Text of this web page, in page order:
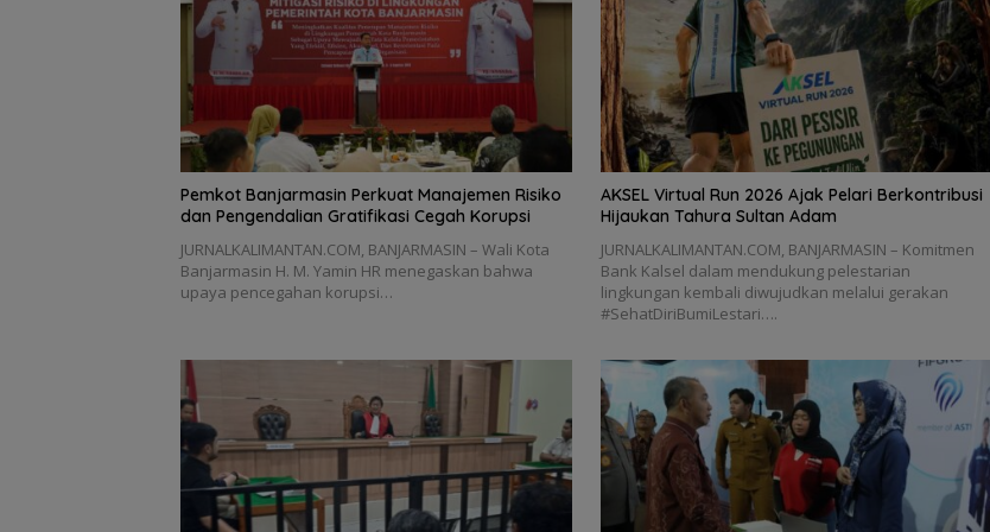
Pemkot Banjarmasin Perkuat Manajemen Risiko
dan Pengendalian Gratifikasi Cegah Korupsi
JURNALKALIMANTAN.COM, BANJARMASIN – Wali Kota
Banjarmasin H. M. Yamin HR menegaskan bahwa
upaya pencegahan korupsi…
AKSEL Virtual Run 2026 Ajak Pelari Berkontribusi
Hijaukan Tahura Sultan Adam
JURNALKALIMANTAN.COM, BANJARMASIN – Komitmen
Bank Kalsel dalam mendukung pelestarian
lingkungan kembali diwujudkan melalui gerakan
#SehatDiriBumiLestari….